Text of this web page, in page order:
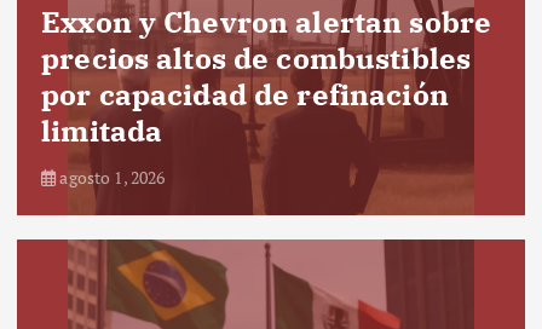
Exxon y Chevron alertan sobre
precios altos de combustibles
por capacidad de refinación
limitada
agosto 1, 2026